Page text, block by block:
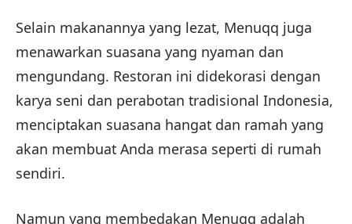
Selain makanannya yang lezat, Menuqq juga
menawarkan suasana yang nyaman dan
mengundang. Restoran ini didekorasi dengan
karya seni dan perabotan tradisional Indonesia,
menciptakan suasana hangat dan ramah yang
akan membuat Anda merasa seperti di rumah
sendiri.
Namun yang membedakan Menuqq adalah